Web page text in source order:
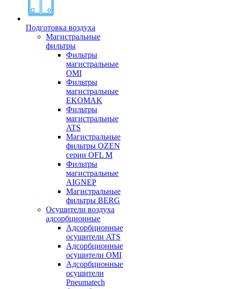
Подготовка воздуха
Магистральные
фильтры
Фильтры
магистральные
OMI
Фильтры
магистральные
EKOMAK
Фильтры
магистральные
ATS
Магистральные
фильтры OZEN
серии OFL M
Фильтры
магистральные
AIGNEP
Магистральные
фильтры BERG
Осушители воздуха
адсорбционные
Адсорбционные
осушители ATS
Адсорбционные
осушители OMI
Адсорбционные
осушители
Pneumatech